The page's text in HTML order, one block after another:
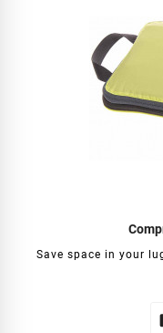
Save space in your